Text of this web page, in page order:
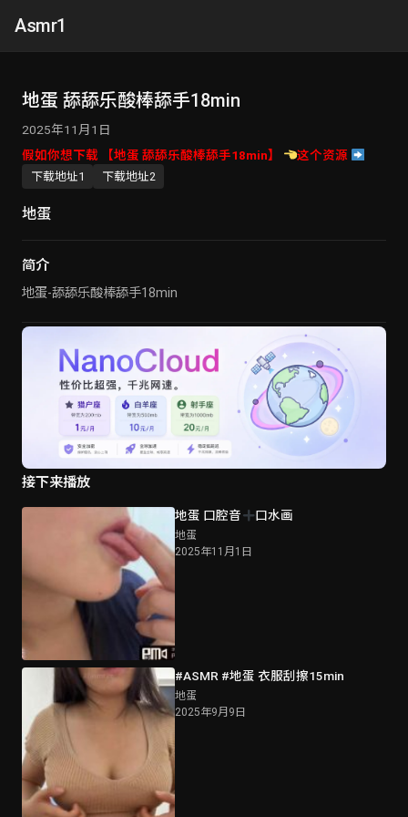
Asmr1
地蛋 舔舔乐酸棒舔手18min
2025年11月1日
假如你想下载 【地蛋 舔舔乐酸棒舔手18min】
这个资源
下载地址1 下载地址2
地蛋
简介
地蛋-舔舔乐酸棒舔手18min
接下来播放
地蛋 口腔音 口水画
地蛋
2025年11月1日
#ASMR #地蛋 衣服刮擦15min
地蛋
2025年9月9日